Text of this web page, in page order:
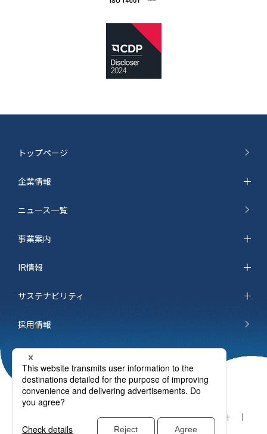
トップページ
企業情報
ニュース一覧
事業案内
IR情報
サステナビリティ
採用情報
お問い合わせ
個人情報保護方針
cookieポリシー